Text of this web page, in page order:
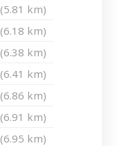
(5.81 km)
(6.18 km)
(6.38 km)
(6.41 km)
(6.86 km)
(6.91 km)
(6.95 km)